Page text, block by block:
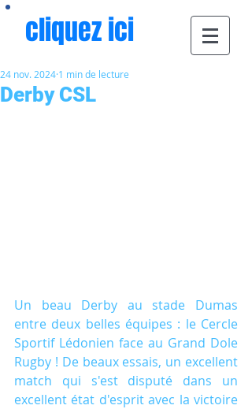
cliquez ici
Derby CSL
24 nov. 2024 1 min de lecture
Un beau Derby au stade Dumas
entre deux belles équipes : le Cercle
Sportif Lédonien face au Grand Dole
Rugby ! De beaux essais, un excellent
match qui s'est disputé dans un
excellent état d'esprit avec la victoire